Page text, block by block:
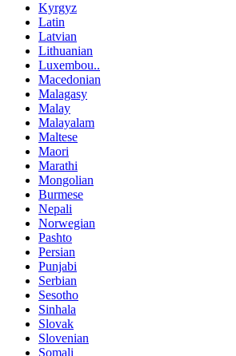
Kyrgyz
Latin
Latvian
Lithuanian
Luxembou..
Macedonian
Malagasy
Malay
Malayalam
Maltese
Maori
Marathi
Mongolian
Burmese
Nepali
Norwegian
Pashto
Persian
Punjabi
Serbian
Sesotho
Sinhala
Slovak
Slovenian
Somali